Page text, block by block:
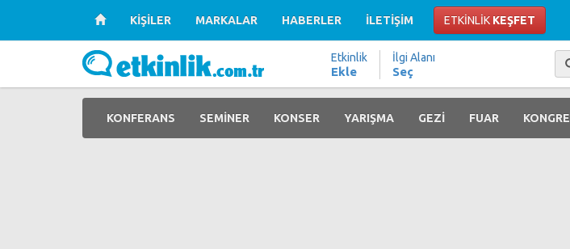
KİŞİLER MARKALAR HABERLER İLETİŞİM ETKİNLİK KEŞFET
Etkinlik
Ekle
İlgi Alanı
Seç
KONFERANS SEMİNER KONSER YARIŞMA GEZİ FUAR KONGRE